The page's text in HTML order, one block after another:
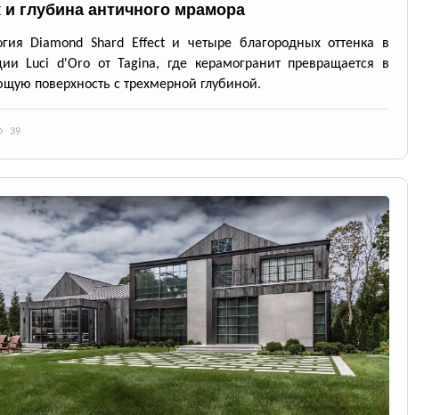
и глубина античного мрамора
Diamond Shard Effect и четыре благородных оттенка в
Luci d'Oro от Tagina, где керамогранит превращается в
поверхность с трехмерной глубиной.
39